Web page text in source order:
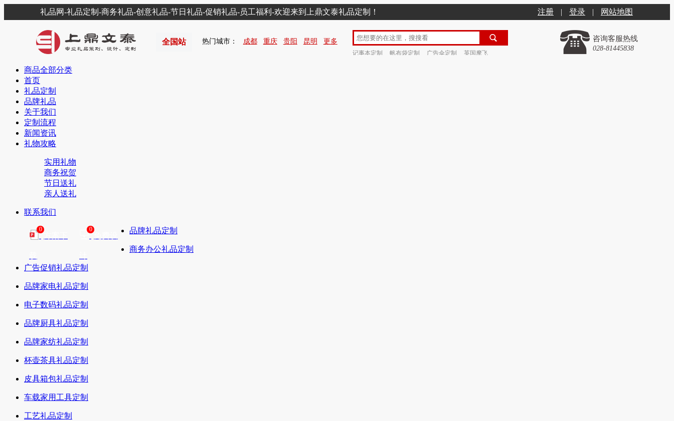
礼品网-礼品定制-商务礼品-创意礼品-节日礼品-促销礼品-员工福利-欢迎来到上鼎文泰礼品定制！ 注册 | 登录 | 网站地图
全国站 热门城市： 成都 重庆 贵阳 昆明 更多
记事本定制 帆布袋定制 广告伞定制 英国摩飞
咨询客服热线
028-81445838
商品全部分类
首页
礼品定制
品牌礼品
关于我们
定制流程
新闻资讯
礼物攻略
实用礼物
商务祝贺
节日送礼
亲人送礼
联系我们
0 0 品牌礼品定制
商务办公礼品定制
广告促销礼品定制
品牌家电礼品定制
电子数码礼品定制
品牌厨具礼品定制
品牌家纺礼品定制
杯壶茶具礼品定制
皮具箱包礼品定制
车载家用工具定制
工艺礼品定制